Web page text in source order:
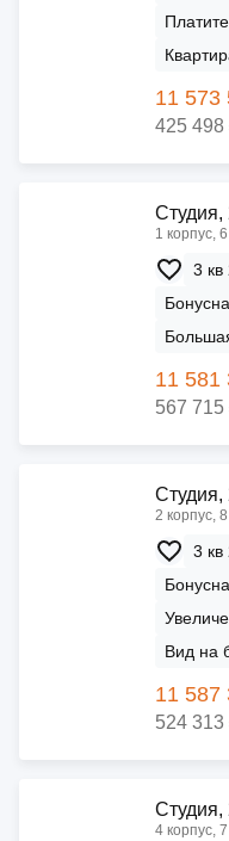
11 573
425 498
Cтудия,
1 корпус,
3 кв
11 581
567 715
Cтудия,
2 корпус,
3 кв
Вид на
11 587
524 313
Cтудия,
4 корпус,